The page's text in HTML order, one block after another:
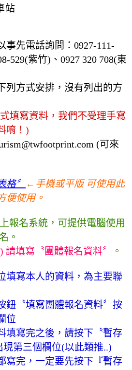
站
事先電話詢問：0927-111-
529(紫竹)、0927 320 708(東
列方式安排，沒有列出的方
填寫資料，我們不受理手寫
唷！)
(可來
格〞
←手機或平版 可使用此
便使用。
報名系統，可提供電腦使用
。
請填寫〝團體報名資料〞
。
填寫本人的資料，為主要聯
鈕〝填寫團體報名資料〞按
位
填寫完之後，請按下〝暫存
第三個欄位(以此類推..)
寫完，一定要先按下『暫存